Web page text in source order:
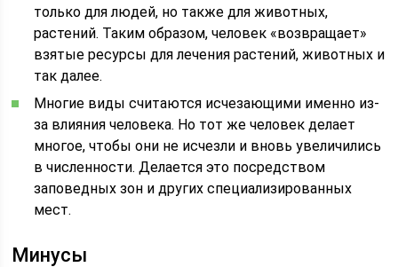
только для людей, но также для животных,
растений. Таким образом, человек «возвращает»
взятые ресурсы для лечения растений, животных и
так далее.
Многие виды считаются исчезающими именно из-
за влияния человека. Но тот же человек делает
многое, чтобы они не исчезли и вновь увеличились
в численности. Делается это посредством
заповедных зон и других специализированных
мест.
Минусы